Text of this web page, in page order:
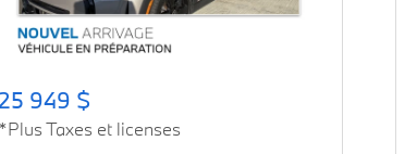
949 $
*Plus Taxes et licenses